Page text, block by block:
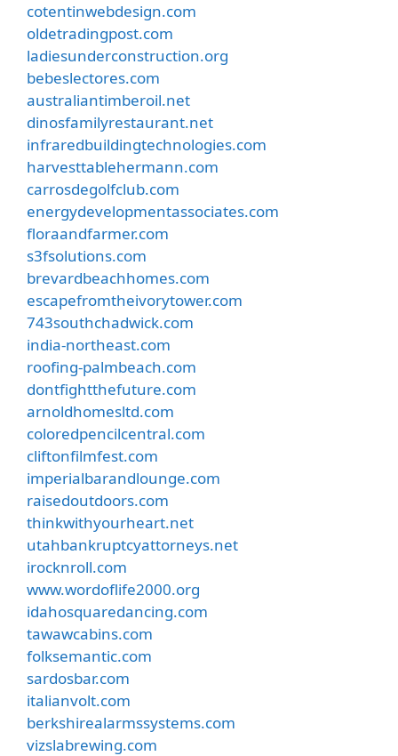
cotentinwebdesign.com
oldetradingpost.com
ladiesunderconstruction.org
bebeslectores.com
australiantimberoil.net
dinosfamilyrestaurant.net
infraredbuildingtechnologies.com
harvesttablehermann.com
carrosdegolfclub.com
energydevelopmentassociates.com
floraandfarmer.com
s3fsolutions.com
brevardbeachhomes.com
escapefromtheivorytower.com
743southchadwick.com
india-northeast.com
roofing-palmbeach.com
dontfightthefuture.com
arnoldhomesltd.com
coloredpencilcentral.com
cliftonfilmfest.com
imperialbarandlounge.com
raisedoutdoors.com
thinkwithyourheart.net
utahbankruptcyattorneys.net
irocknroll.com
www.wordoflife2000.org
idahosquaredancing.com
tawawcabins.com
folksemantic.com
sardosbar.com
italianvolt.com
berkshirealarmssystems.com
vizslabrewing.com